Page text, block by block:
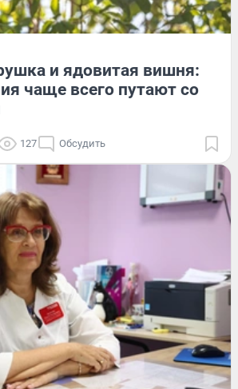
и ядовитая вишня:
чаще всего путают со
127 Обсудить